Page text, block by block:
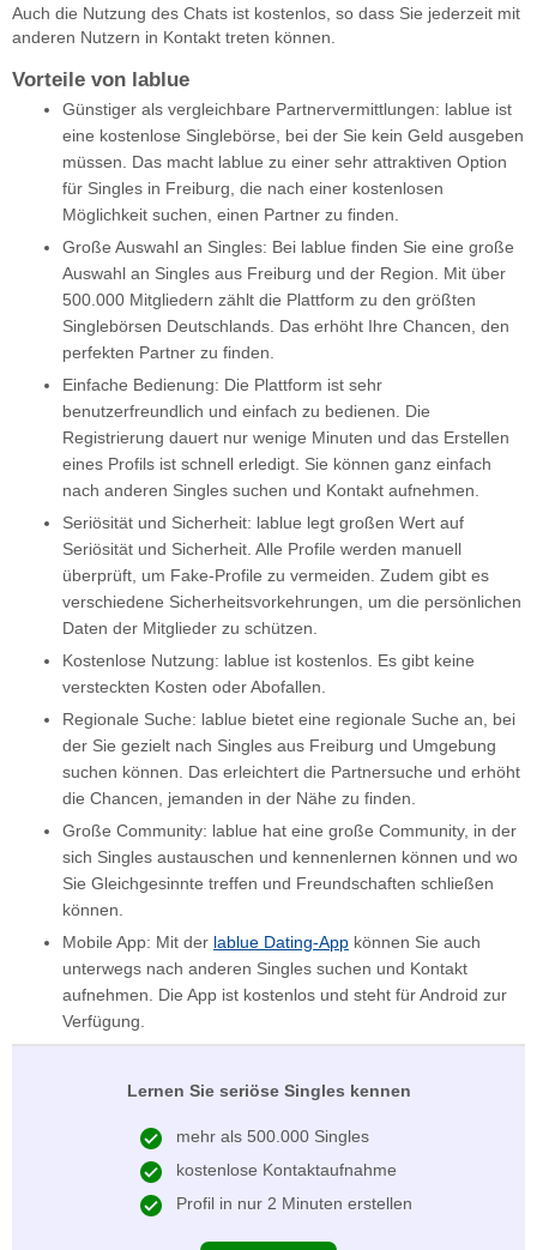
Auch die Nutzung des Chats ist kostenlos, so dass Sie jederzeit mit
anderen Nutzern in Kontakt treten können.
Vorteile von lablue
Günstiger als vergleichbare Partnervermittlungen: lablue ist
eine kostenlose Singlebörse, bei der Sie kein Geld ausgeben
müssen. Das macht lablue zu einer sehr attraktiven Option
für Singles in Freiburg, die nach einer kostenlosen
Möglichkeit suchen, einen Partner zu finden.
Große Auswahl an Singles: Bei lablue finden Sie eine große
Auswahl an Singles aus Freiburg und der Region. Mit über
500.000 Mitgliedern zählt die Plattform zu den größten
Singlebörsen Deutschlands. Das erhöht Ihre Chancen, den
perfekten Partner zu finden.
Einfache Bedienung: Die Plattform ist sehr
benutzerfreundlich und einfach zu bedienen. Die
Registrierung dauert nur wenige Minuten und das Erstellen
eines Profils ist schnell erledigt. Sie können ganz einfach
nach anderen Singles suchen und Kontakt aufnehmen.
Seriösität und Sicherheit: lablue legt großen Wert auf
Seriösität und Sicherheit. Alle Profile werden manuell
überprüft, um Fake-Profile zu vermeiden. Zudem gibt es
verschiedene Sicherheitsvorkehrungen, um die persönlichen
Daten der Mitglieder zu schützen.
Kostenlose Nutzung: lablue ist kostenlos. Es gibt keine
versteckten Kosten oder Abofallen.
Regionale Suche: lablue bietet eine regionale Suche an, bei
der Sie gezielt nach Singles aus Freiburg und Umgebung
suchen können. Das erleichtert die Partnersuche und erhöht
die Chancen, jemanden in der Nähe zu finden.
Große Community: lablue hat eine große Community, in der
sich Singles austauschen und kennenlernen können und wo
Sie Gleichgesinnte treffen und Freundschaften schließen
können.
Mobile App: Mit der lablue Dating-App können Sie auch
unterwegs nach anderen Singles suchen und Kontakt
aufnehmen. Die App ist kostenlos und steht für Android zur
Verfügung.
Lernen Sie seriöse Singles kennen
mehr als 500.000 Singles
kostenlose Kontaktaufnahme
Profil in nur 2 Minuten erstellen